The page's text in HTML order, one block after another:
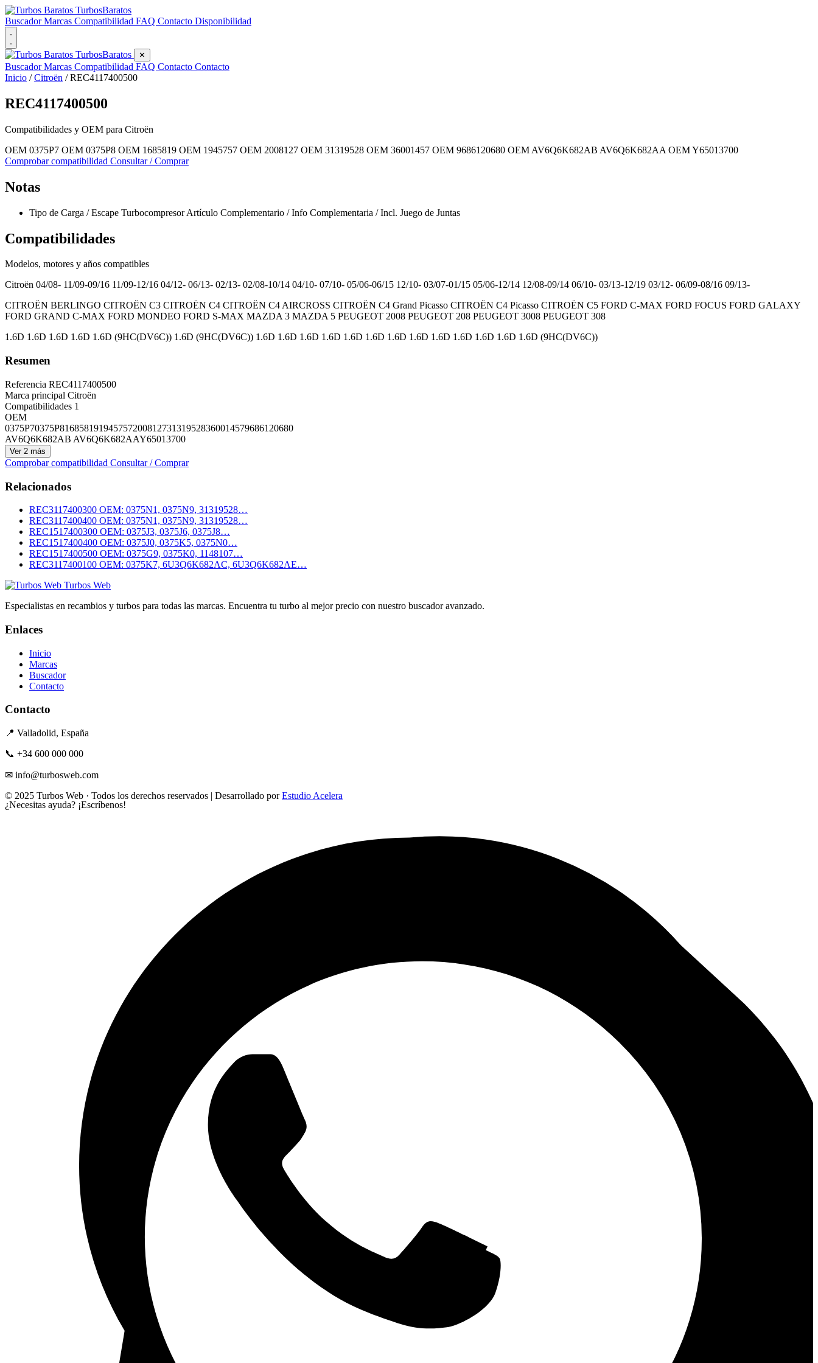
TurbosBaratos
BuscadorMarcas Compatibilidad FAQ Contacto Disponibilidad
TurbosBaratos ✕
BuscadorMarcas Compatibilidad FAQ Contacto Contacto
Inicio / Citroën / REC4117400500
REC4117400500
Compatibilidades y OEM para Citroën
OEM 0375P7 OEM 0375P8 OEM 1685819 OEM 1945757 OEM 2008127 OEM 31319528 OEM 36001457 OEM 9686120680 OEM AV6Q6K682AB AV6Q6K682AA OEM Y65013700
Comprobar compatibilidad Consultar / Comprar
Notas
Tipo de Carga / Escape Turbocompresor Artículo Complementario / Info Complementaria / Incl. Juego de Juntas
Compatibilidades
Modelos, motores y años compatibles
Citroën 04/08- 11/09-09/16 11/09-12/16 04/12- 06/13- 02/13- 02/08-10/14 04/10- 07/10- 05/06-06/15 12/10- 03/07-01/15 05/06-12/14 12/08-09/14 06/10- 03/13-12/19 03/12- 06/09-08/16 09/13-
CITROËN BERLINGO CITROËN C3 CITROËN C4 CITROËN C4 AIRCROSS CITROËN C4 Grand Picasso CITROËN C4 Picasso CITROËN C5 FORD C-MAX FORD FOCUS FORD GALAXY
FORD GRAND C-MAX FORD MONDEO FORD S-MAX MAZDA 3 MAZDA 5 PEUGEOT 2008 PEUGEOT 208 PEUGEOT 3008 PEUGEOT 308
1.6D 1.6D 1.6D 1.6D 1.6D (9HC(DV6C)) 1.6D (9HC(DV6C)) 1.6D 1.6D 1.6D 1.6D 1.6D 1.6D 1.6D 1.6D 1.6D 1.6D 1.6D 1.6D 1.6D (9HC(DV6C))
Resumen
Referencia REC4117400500
Marca principal Citroën
Compatibilidades 1
OEM
0375P70375P816858191945757200812731319528360014579686120680
AV6Q6K682AB AV6Q6K682AAY65013700
Ver 2 más
Comprobar compatibilidad Consultar / Comprar
Relacionados
REC3117400300 OEM: 0375N1, 0375N9, 31319528…
REC3117400400 OEM: 0375N1, 0375N9, 31319528…
REC1517400300 OEM: 0375J3, 0375J6, 0375J8…
REC1517400400 OEM: 0375J0, 0375K5, 0375N0…
REC1517400500 OEM: 0375G9, 0375K0, 1148107…
REC3117400100 OEM: 0375K7, 6U3Q6K682AC, 6U3Q6K682AE…
Turbos Web
Especialistas en recambios y turbos para todas las marcas. Encuentra tu turbo al mejor precio con nuestro buscador avanzado.
Enlaces
Inicio
Marcas
Buscador
Contacto
Contacto
📍 Valladolid, España
📞 +34 600 000 000
✉ info@turbosweb.com
© 2025 Turbos Web · Todos los derechos reservados | Desarrollado porEstudio Acelera
¿Necesitas ayuda? ¡Escríbenos!